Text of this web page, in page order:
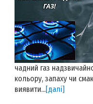
чадний газ
кольору, запаху чи
виявити...[далі]